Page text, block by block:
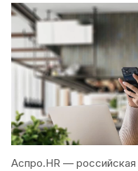
Аспро.HR — российская